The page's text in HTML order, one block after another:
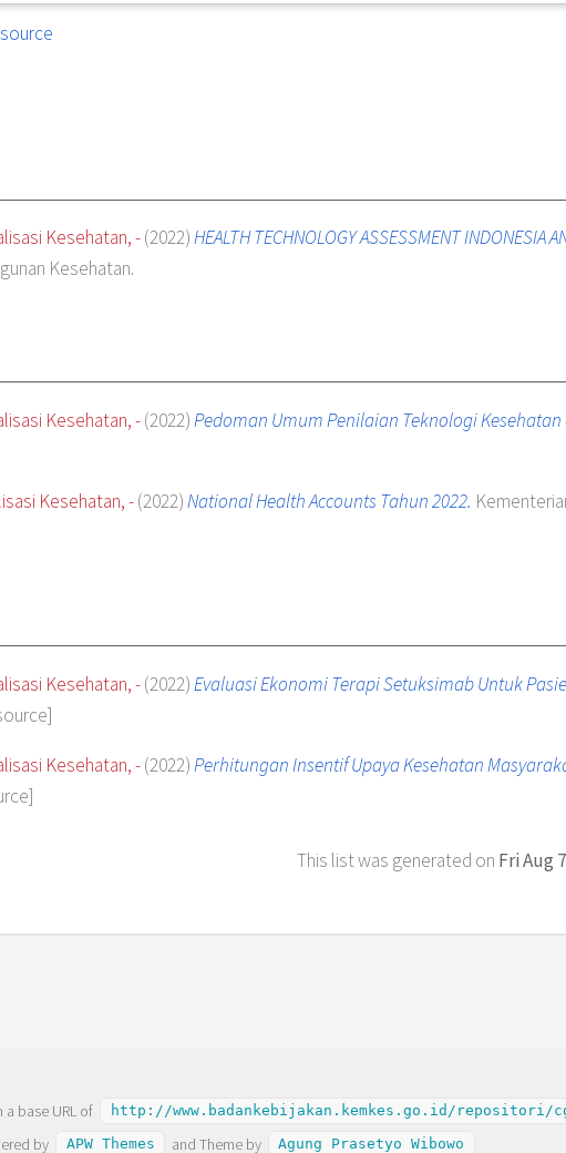
Kesehatan, -(2022)HEALTH TECHNOLOGY ASSESSMENT INDONESIA
Kesehatan.
Kesehatan, -(2022)Pedoman Umum Penilaian Teknologi Kesehatan
Kesehatan, -(2022)National Health Accounts Tahun 2022.
Kesehatan, -(2022)Evaluasi Ekonomi Terapi Setuksimab Untuk
Kesehatan, -(2022)Perhitungan Insentif Upaya Kesehatan
This list was generated on Fri Aug
a base URL of http://www.badankebijakan.kemkes.go.id/repositori/
by APW Themes and Theme by Agung Prasetyo Wibowo